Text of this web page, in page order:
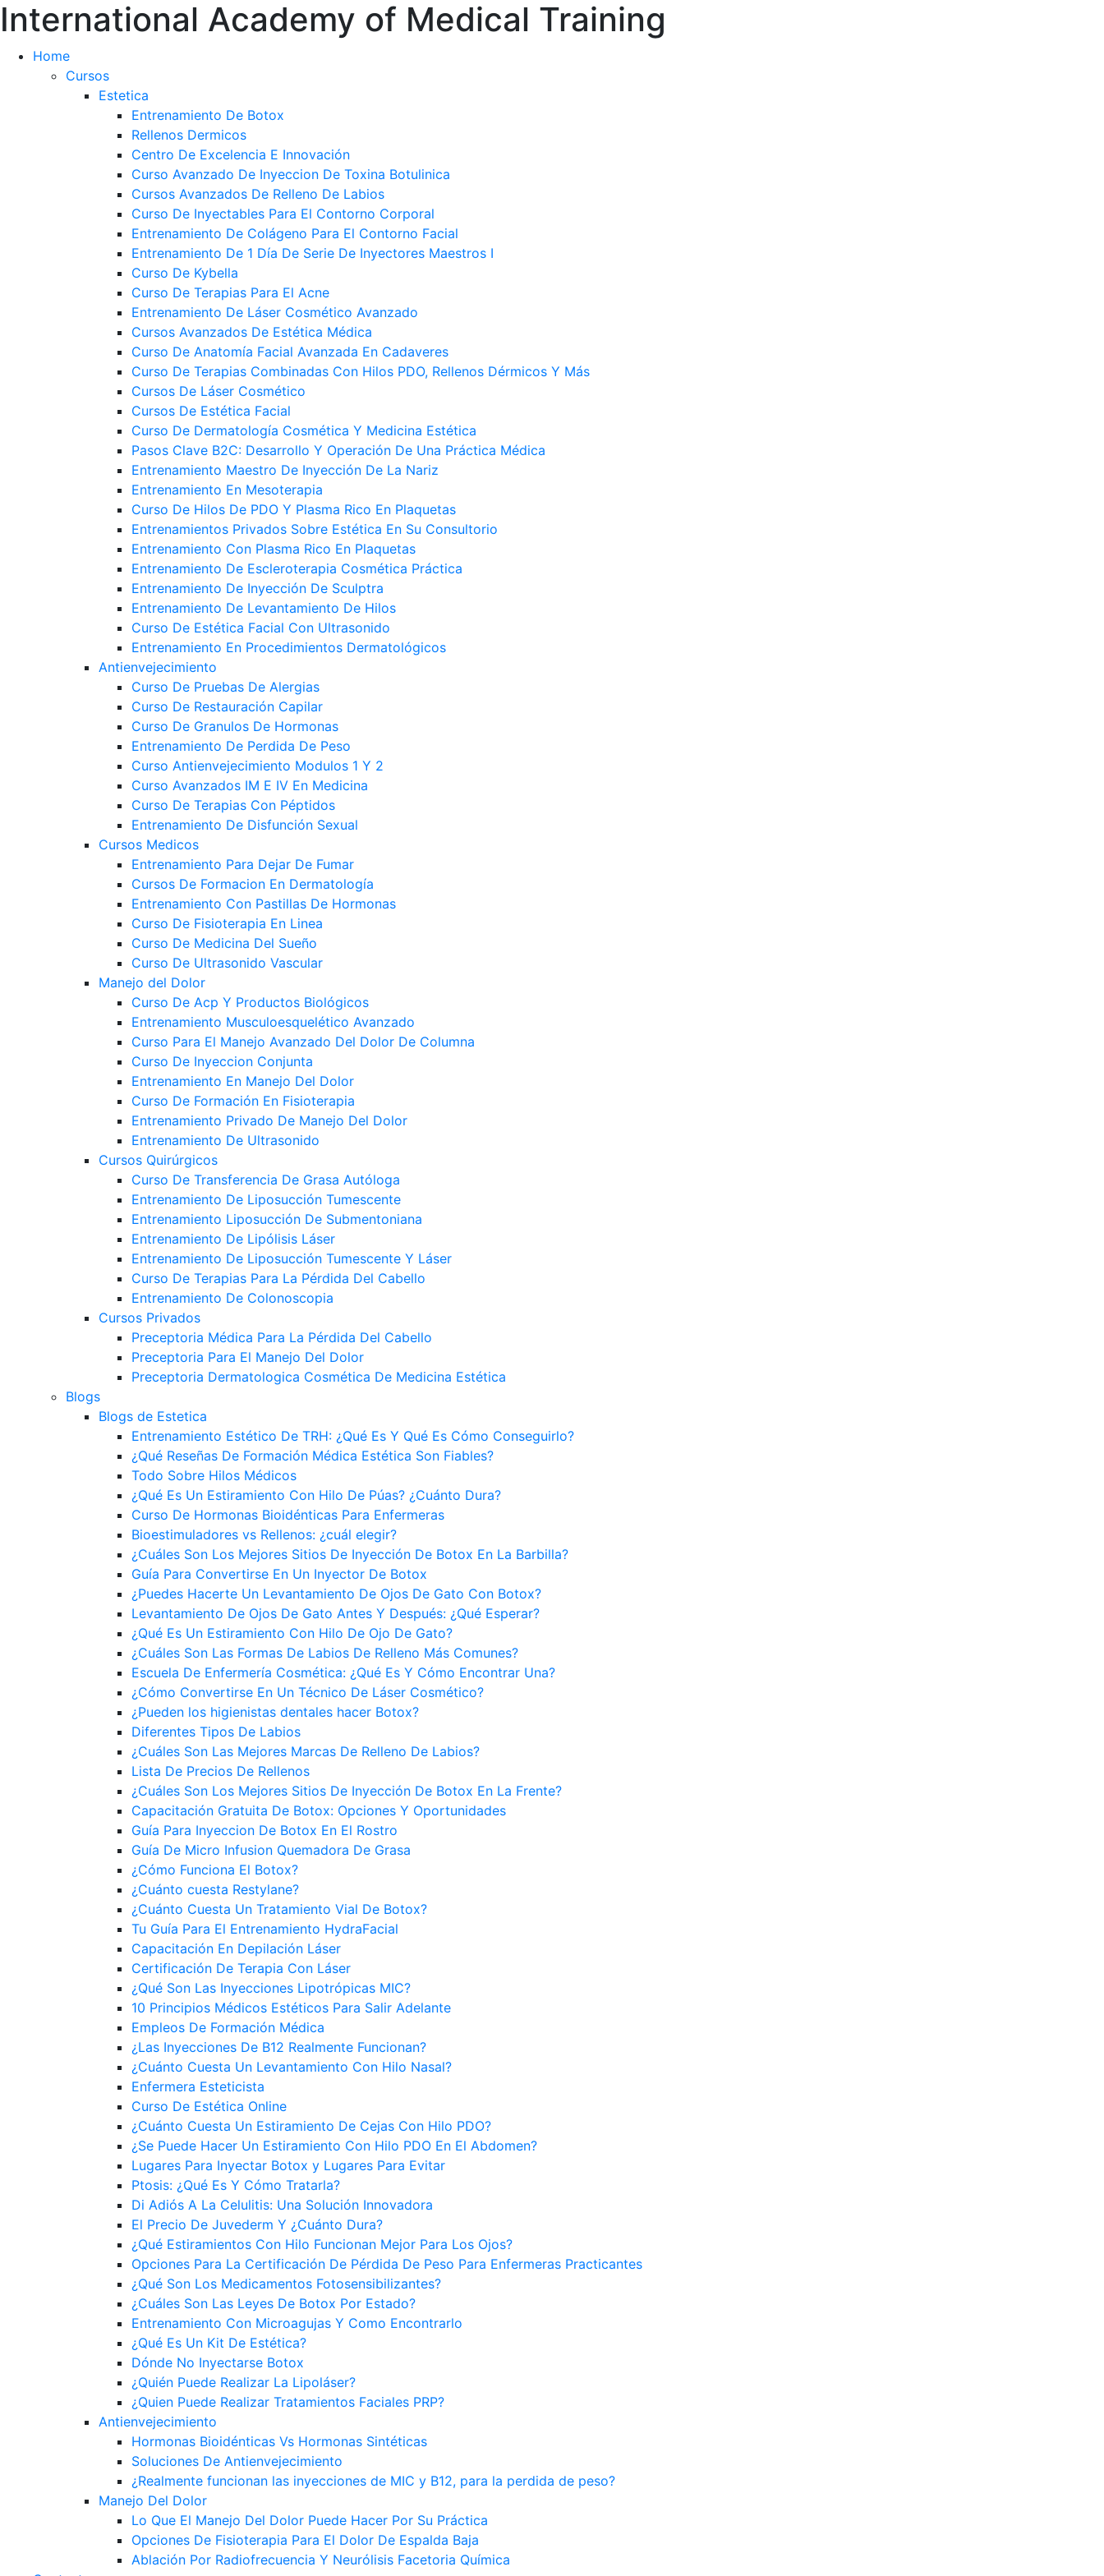
International Academy of Medical Training
Home
Cursos
Estetica
Entrenamiento De Botox
Rellenos Dermicos
Centro De Excelencia E Innovación
Curso Avanzado De Inyeccion De Toxina Botulinica
Cursos Avanzados De Relleno De Labios
Curso De Inyectables Para El Contorno Corporal
Entrenamiento De Colágeno Para El Contorno Facial
Entrenamiento De 1 Día De Serie De Inyectores Maestros I
Curso De Kybella
Curso De Terapias Para El Acne
Entrenamiento De Láser Cosmético Avanzado
Cursos Avanzados De Estética Médica
Curso De Anatomía Facial Avanzada En Cadaveres
Curso De Terapias Combinadas Con Hilos PDO, Rellenos Dérmicos Y Más
Cursos De Láser Cosmético
Cursos De Estética Facial
Curso De Dermatología Cosmética Y Medicina Estética
Pasos Clave B2C: Desarrollo Y Operación De Una Práctica Médica
Entrenamiento Maestro De Inyección De La Nariz
Entrenamiento En Mesoterapia
Curso De Hilos De PDO Y Plasma Rico En Plaquetas
Entrenamientos Privados Sobre Estética En Su Consultorio
Entrenamiento Con Plasma Rico En Plaquetas
Entrenamiento De Escleroterapia Cosmética Práctica
Entrenamiento De Inyección De Sculptra
Entrenamiento De Levantamiento De Hilos
Curso De Estética Facial Con Ultrasonido
Entrenamiento En Procedimientos Dermatológicos
Antienvejecimiento
Curso De Pruebas De Alergias
Curso De Restauración Capilar
Curso De Granulos De Hormonas
Entrenamiento De Perdida De Peso
Curso Antienvejecimiento Modulos 1 Y 2
Curso Avanzados IM E IV En Medicina
Curso De Terapias Con Péptidos
Entrenamiento De Disfunción Sexual
Cursos Medicos
Entrenamiento Para Dejar De Fumar
Cursos De Formacion En Dermatología
Entrenamiento Con Pastillas De Hormonas
Curso De Fisioterapia En Linea
Curso De Medicina Del Sueño
Curso De Ultrasonido Vascular
Manejo del Dolor
Curso De Acp Y Productos Biológicos
Entrenamiento Musculoesquelético Avanzado
Curso Para El Manejo Avanzado Del Dolor De Columna
Curso De Inyeccion Conjunta
Entrenamiento En Manejo Del Dolor
Curso De Formación En Fisioterapia
Entrenamiento Privado De Manejo Del Dolor
Entrenamiento De Ultrasonido
Cursos Quirúrgicos
Curso De Transferencia De Grasa Autóloga
Entrenamiento De Liposucción Tumescente
Entrenamiento Liposucción De Submentoniana
Entrenamiento De Lipólisis Láser
Entrenamiento De Liposucción Tumescente Y Láser
Curso De Terapias Para La Pérdida Del Cabello
Entrenamiento De Colonoscopia
Cursos Privados
Preceptoria Médica Para La Pérdida Del Cabello
Preceptoria Para El Manejo Del Dolor
Preceptoria Dermatologica Cosmética De Medicina Estética
Blogs
Blogs de Estetica
Entrenamiento Estético De TRH: ¿Qué Es Y Qué Es Cómo Conseguirlo?
¿Qué Reseñas De Formación Médica Estética Son Fiables?
Todo Sobre Hilos Médicos
¿Qué Es Un Estiramiento Con Hilo De Púas? ¿Cuánto Dura?
Curso De Hormonas Bioidénticas Para Enfermeras
Bioestimuladores vs Rellenos: ¿cuál elegir?
¿Cuáles Son Los Mejores Sitios De Inyección De Botox En La Barbilla?
Guía Para Convertirse En Un Inyector De Botox
¿Puedes Hacerte Un Levantamiento De Ojos De Gato Con Botox?
Levantamiento De Ojos De Gato Antes Y Después: ¿Qué Esperar?
¿Qué Es Un Estiramiento Con Hilo De Ojo De Gato?
¿Cuáles Son Las Formas De Labios De Relleno Más Comunes?
Escuela De Enfermería Cosmética: ¿Qué Es Y Cómo Encontrar Una?
¿Cómo Convertirse En Un Técnico De Láser Cosmético?
¿Pueden los higienistas dentales hacer Botox?
Diferentes Tipos De Labios
¿Cuáles Son Las Mejores Marcas De Relleno De Labios?
Lista De Precios De Rellenos
¿Cuáles Son Los Mejores Sitios De Inyección De Botox En La Frente?
Capacitación Gratuita De Botox: Opciones Y Oportunidades
Guía Para Inyeccion De Botox En El Rostro
Guía De Micro Infusion Quemadora De Grasa
¿Cómo Funciona El Botox?
¿Cuánto cuesta Restylane?
¿Cuánto Cuesta Un Tratamiento Vial De Botox?
Tu Guía Para El Entrenamiento HydraFacial
Capacitación En Depilación Láser
Certificación De Terapia Con Láser
¿Qué Son Las Inyecciones Lipotrópicas MIC?
10 Principios Médicos Estéticos Para Salir Adelante
Empleos De Formación Médica
¿Las Inyecciones De B12 Realmente Funcionan?
¿Cuánto Cuesta Un Levantamiento Con Hilo Nasal?
Enfermera Esteticista
Curso De Estética Online
¿Cuánto Cuesta Un Estiramiento De Cejas Con Hilo PDO?
¿Se Puede Hacer Un Estiramiento Con Hilo PDO En El Abdomen?
Lugares Para Inyectar Botox y Lugares Para Evitar
Ptosis: ¿Qué Es Y Cómo Tratarla?
Di Adiós A La Celulitis: Una Solución Innovadora
El Precio De Juvederm Y ¿Cuánto Dura?
¿Qué Estiramientos Con Hilo Funcionan Mejor Para Los Ojos?
Opciones Para La Certificación De Pérdida De Peso Para Enfermeras Practicantes
¿Qué Son Los Medicamentos Fotosensibilizantes?
¿Cuáles Son Las Leyes De Botox Por Estado?
Entrenamiento Con Microagujas Y Como Encontrarlo
¿Qué Es Un Kit De Estética?
Dónde No Inyectarse Botox
¿Quién Puede Realizar La Lipoláser?
¿Quien Puede Realizar Tratamientos Faciales PRP?
Antienvejecimiento
Hormonas Bioidénticas Vs Hormonas Sintéticas
Soluciones De Antienvejecimiento
¿Realmente funcionan las inyecciones de MIC y B12, para la perdida de peso?
Manejo Del Dolor
Lo Que El Manejo Del Dolor Puede Hacer Por Su Práctica
Opciones De Fisioterapia Para El Dolor De Espalda Baja
Ablación Por Radiofrecuencia Y Neurólisis Facetoria Química